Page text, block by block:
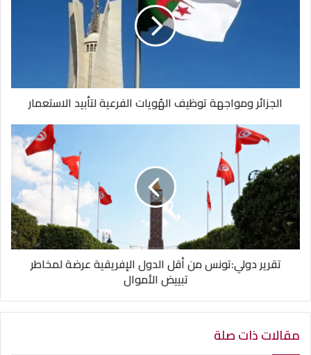
الجزائر ومواجهة توظيف الهُويات الفرعية لتأبيد الاستعمار
تقرير دولي:تونس من أقل الدول الإفريقية عرضة لمخاطر
تبييض الأموال
مقالات ذات صلة